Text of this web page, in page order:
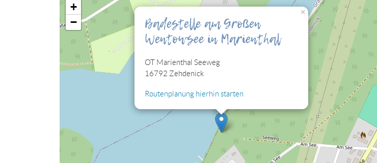
Sie müssen die Cookies der Kategorie "Personalisierung" zulassen, damit Sie die hier
eingebettete Lagekarte sehen können.
Cookies jetzt bearbeiten
Badestelle am Großen
Wentowsee in Marienthal
OT Marienthal Seeweg
16792 Zehdenick
Routenplanung hierhin starten
×
+
−